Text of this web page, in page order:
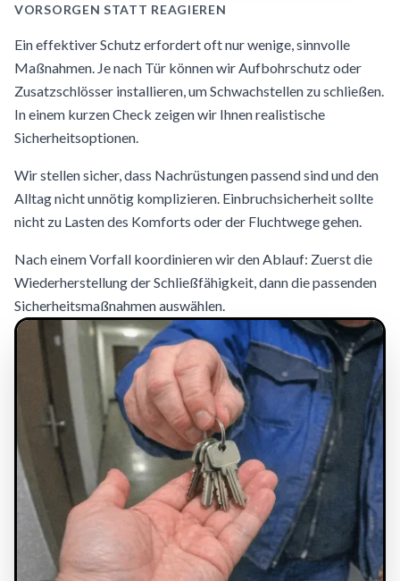
VORSORGEN STATT REAGIEREN
Ein effektiver Schutz erfordert oft nur wenige, sinnvolle
Maßnahmen. Je nach Tür können wir Aufbohrschutz oder
Zusatzschlösser installieren, um Schwachstellen zu schließen.
In einem kurzen Check zeigen wir Ihnen realistische
Sicherheitsoptionen.
Wir stellen sicher, dass Nachrüstungen passend sind und den
Alltag nicht unnötig komplizieren. Einbruchsicherheit sollte
nicht zu Lasten des Komforts oder der Fluchtwege gehen.
Nach einem Vorfall koordinieren wir den Ablauf: Zuerst die
Wiederherstellung der Schließfähigkeit, dann die passenden
Sicherheitsmaßnahmen auswählen.